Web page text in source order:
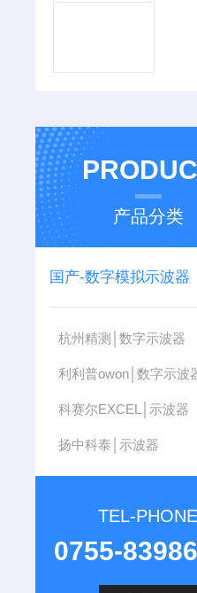
产品分类
国产-数字模拟示波器
杭州精测│数字示波器
利利普owon│数字示波
科赛尔EXCEL│示波器
扬中科泰│示波器
TEL-PHONE
0755-